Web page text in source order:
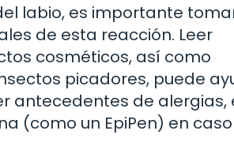
labio, es importante
de esta reacción. Leer
cosméticos, así como
picadores, puede
antecedentes de alergias,
(como un EpiPen) en